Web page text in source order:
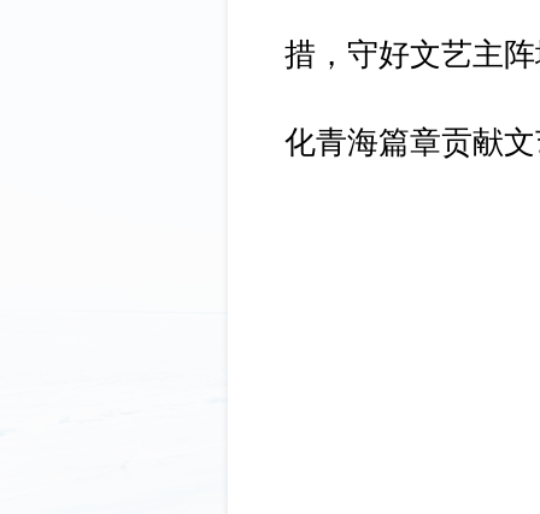
措，守好文艺主
化青海篇章贡献